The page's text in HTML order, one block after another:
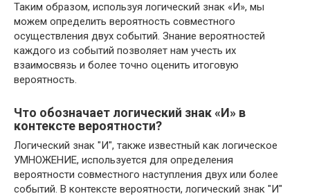
Таким образом, используя логический знак «И», мы
можем определить вероятность совместного
осуществления двух событий. Знание вероятностей
каждого из событий позволяет нам учесть их
взаимосвязь и более точно оценить итоговую
вероятность.
Что обозначает логический знак «И» в
контексте вероятности?
Логический знак "И", также известный как логическое
УМНОЖЕНИЕ, используется для определения
вероятности совместного наступления двух или более
событий. В контексте вероятности, логический знак "И"